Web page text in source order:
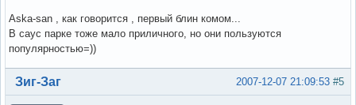
Aska-san , как говорится , первый блин комом...
В саус парке тоже мало приличного, но они пользуются
популярностью=))
Вне форума #5
2007-12-07 21:09:53
Зиг-Заг